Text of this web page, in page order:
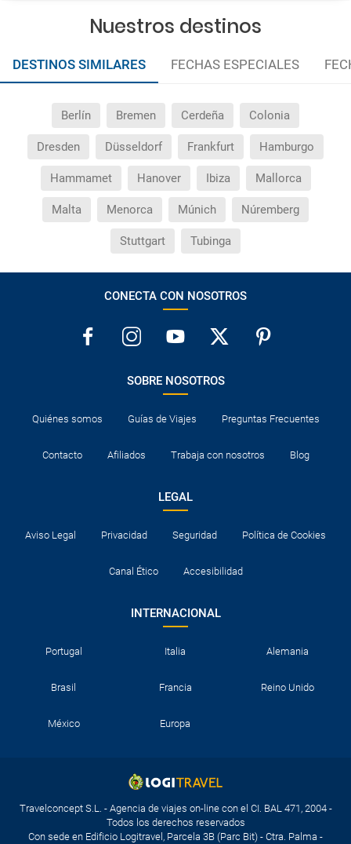
Nuestros destinos
DESTINOS SIMILARES FECHAS ESPECIALES
Berlín Bremen Cerdeña Colonia
Dresden Düsseldorf Frankfurt Hamburgo
Hammamet Hanover Ibiza Mallorca
Malta Menorca Múnich Núremberg
Stuttgart Tubinga
CONECTA CON NOSOTROS
SOBRE NOSOTROS
Quiénes somos Guías de Viajes Preguntas Frecuentes
Contacto Afiliados Trabaja con nosotros Blog
LEGAL
Aviso Legal Privacidad Seguridad Política de Cookies
Canal Ético Accesibilidad
INTERNACIONAL
Portugal Italia Alemania
Brasil Francia Reino Unido
México Europa
Travelconcept S.L. - Agencia de viajes on-line con el CI. BAL 471, 2004 -
Todos los derechos reservados
Con sede en Edificio Logitravel, Parcela 3B (Parc Bit) - Ctra. Palma -